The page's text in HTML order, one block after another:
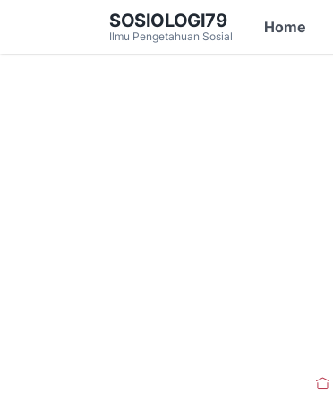
SOSIOLOGI79
Ilmu Pengetahuan Sosial
Home